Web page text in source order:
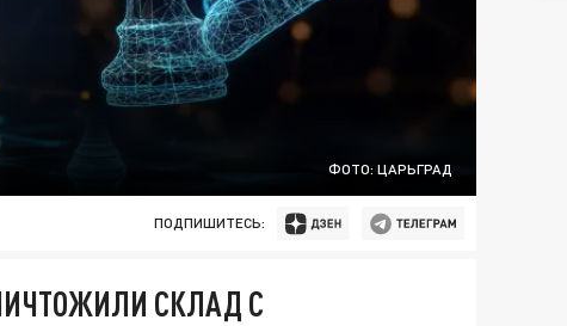
ФОТО: ЦАРЬГРАД
ПОДПИШИТЕСЬ:
СКЛАД С